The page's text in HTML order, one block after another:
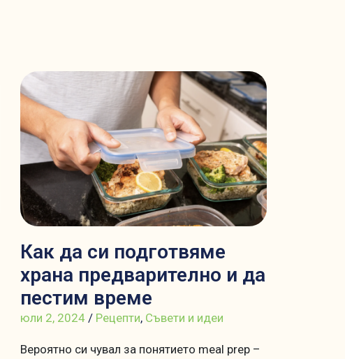
Как да си подготвяме
храна предварително и да
пестим време
юли 2, 2024 / Рецепти, Съвети и идеи
Вероятно си чувал за понятието meal prep –